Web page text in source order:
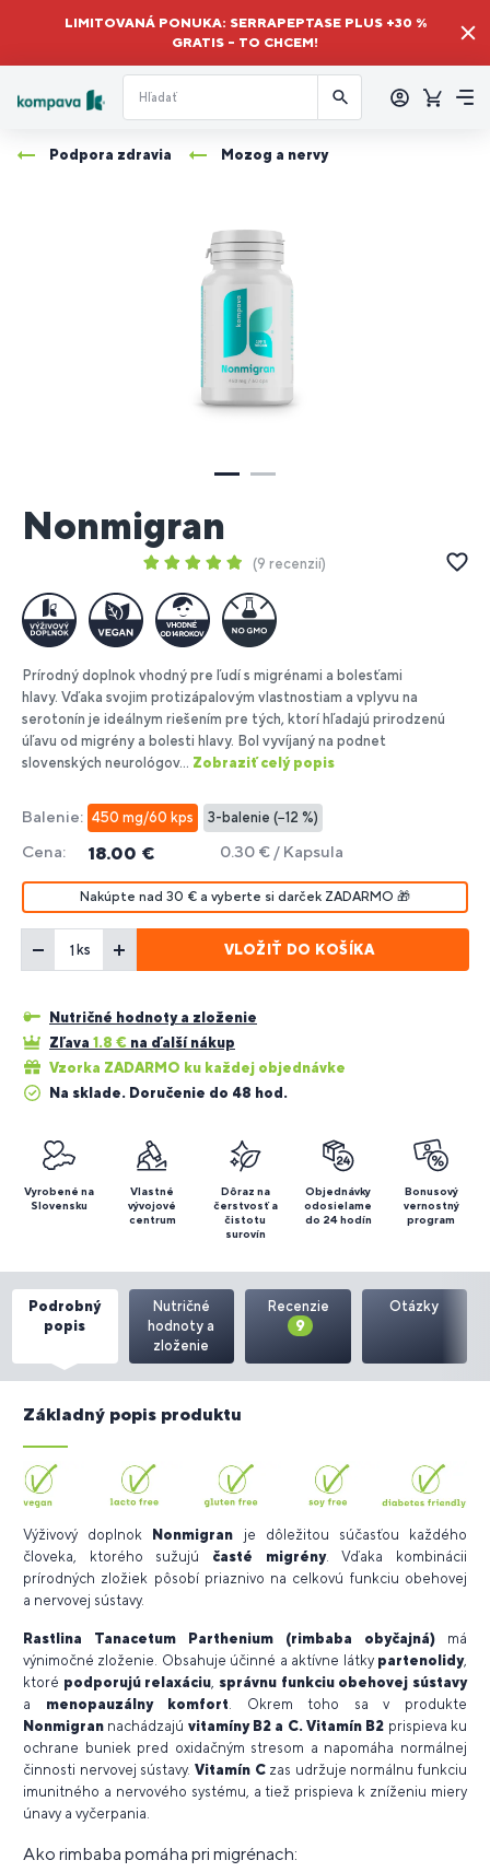
LIMITOVANÁ PONUKA: SERRAPEPTASE PLUS +30 %
GRATIS – TO CHCEM!
sa
Košík
Podpora zdravia Mozog a nervy
Nonmigran
9 recenzií
Prírodný doplnok vhodný pre ľudí s migrénami a bolesťami
hlavy. Vďaka svojim protizápalovým vlastnostiam a vplyvu na
serotonín je ideálnym riešením pre tých, ktorí hľadajú prirodzenú
úľavu od migrény a bolesti hlavy. Bol vyvíjaný na podnet
slovenských neurológov... Zobraziť celý popis
Balenie: 450 mg/60 kps 3-balenie (−12 %)
Cena: 18.00 € 0.30 € / Kapsula
Nakúpte nad 30 € a vyberte si darček ZADARMO 🎁
ks VLOŽIŤ DO KOŠÍKA
Nutričné hodnoty a zloženie
Zľava 1.8 € na ďalší nákup
Vzorka ZADARMO ku každej objednávke
Na sklade. Doručenie do 48 hod.
Vyrobené na
Slovensku
Vlastné
vývojové
centrum
Dôraz na
čerstvosť a
čistotu
surovín
Objednávky
odosielame
do 24 hodín
Bonusový
vernostný
program
Podrobný
popis
Nutričné
hodnoty a
zloženie
Recenzie
9
Otázky
Základný popis produktu
Výživový doplnok Nonmigran je dôležitou súčasťou každého
človeka, ktorého sužujú časté migrény. Vďaka kombinácii
prírodných zložiek pôsobí priaznivo na celkovú funkciu obehovej
a nervovej sústavy.
Rastlina Tanacetum Parthenium (rimbaba obyčajná) má
výnimočné zloženie. Obsahuje účinné a aktívne látky partenolidy,
ktoré podporujú relaxáciu, správnu funkciu obehovej sústavy
a menopauzálny komfort. Okrem toho sa v produkte
Nonmigran nachádzajú vitamíny B2 a C. Vitamín B2 prispieva ku
ochrane buniek pred oxidačným stresom a napomáha normálnej
činnosti nervovej sústavy. Vitamín Czas udržuje normálnu funkciu
imunitného a nervového systému, a tiež prispieva k zníženiu miery
únavy a vyčerpania.
Ako rimbaba pomáha pri migrénach: